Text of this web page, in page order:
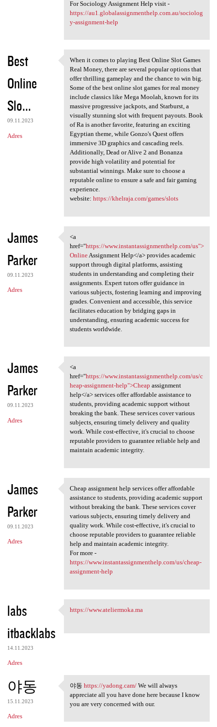
For Sociology Assignment Help visit -
https://au1.globalassignmenthelp.com.au/sociolog
y-assignment-help
Best
Online
Slo...
09.11.2023
Adres
When it comes to playing Best
When it comes to playing Best Online Slot Games
Real Money, there are several popular options that
offer thrilling gameplay and the chance to win big.
Some of the best online slot games for real money
include classics like Mega Moolah, known for its
massive progressive jackpots, and Starburst, a
visually stunning slot with frequent payouts. Book
of Ra is another favorite, featuring an exciting
Egyptian theme, while Gonzo's Quest offers
immersive 3D graphics and cascading reels.
Additionally, Dead or Alive 2 and Bonanza
provide high volatility and potential for
substantial winnings. Make sure to choose a
reputable online to ensure a safe and fair gaming
experience.
website: https://khelraja.com/games/slots
James
Parker
09.11.2023
Adres
<a href="https://www
<a
href="https://www.instantassignmenthelp.com/us">
OnlineAssignment Help</a> provides academic
support through digital platforms, assisting
students in understanding and completing their
assignments. Expert tutors offer guidance in
various subjects, fostering learning and improving
grades. Convenient and accessible, this service
facilitates education by bridging gaps in
understanding, ensuring academic success for
students worldwide.
James
Parker
09.11.2023
Adres
<a href="https://www
<a
href="https://www.instantassignmenthelp.com/us/c
heap-assignment-help">Cheap assignment
help</a> services offer affordable assistance to
students, providing academic support without
breaking the bank. These services cover various
subjects, ensuring timely delivery and quality
work. While cost-effective, it's crucial to choose
reputable providers to guarantee reliable help and
maintain academic integrity.
James
Parker
09.11.2023
Adres
Cheap assignment help
Cheap assignment help services offer affordable
assistance to students, providing academic support
without breaking the bank. These services cover
various subjects, ensuring timely delivery and
quality work. While cost-effective, it's crucial to
choose reputable providers to guarantee reliable
help and maintain academic integrity.
For more -
https://www.instantassignmenthelp.com/us/cheap-
assignment-help
labs
itbacklabs
14.11.2023
Adres
https://www.ateliermoka.ma
https://www.ateliermoka.ma
야동
15.11.2023
Adres
야동 https://yadong.cam/ We
야동 https://yadong.cam/We will always
appreciate all you have done here because I know
you are very concerned with our.